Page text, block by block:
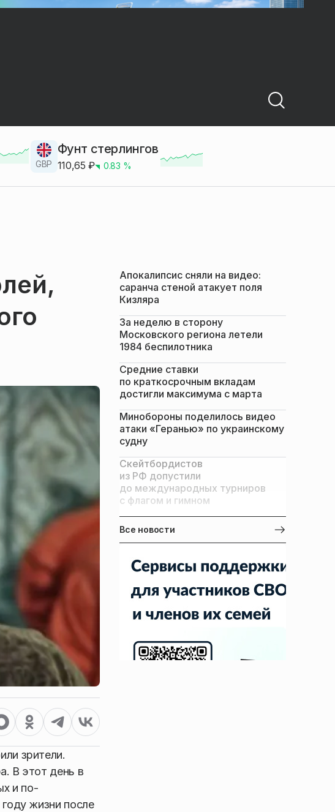
GBP
Фунт стерлингов
110,65 ₽ 0.83 %
зрители.
В этот день в
и по-
жизни после
Апокалипсис сняли на видео:
саранча стеной атакует поля
Кизляра
За неделю в сторону
Московского региона летели
1984 беспилотника
Средние ставки
по краткосрочным вкладам
достигли максимума с марта
Минобороны поделилось видео
атаки «Геранью» по украинскому
судну
Скейтбордистов
из РФ допустили
до международных турниров
с флагом и гимном
Все новости